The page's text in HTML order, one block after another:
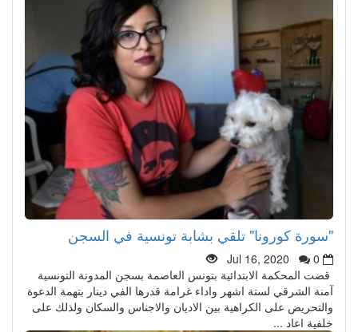
"سورة كورونا" تلقي بشابة تونسية في السجن
Jul 16, 2020
0
قضت المحكمة الابتدائية بتونس العاصمة بسجن المدونة التونسية
آمنة الشرقي لستة اشهر واداء غرامة قدرها الفي دينار بتهمة الدعوة
والتحريض على الكراهية بين الاديان والاجناس والسكان ولذلك على
خلفية اعاد ...